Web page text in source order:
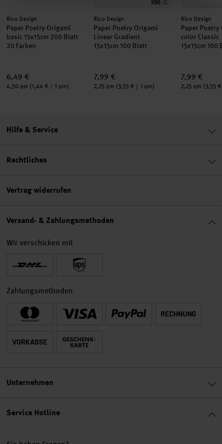
Hersteller:
Rico Design
Paper Poetry Origami
basic 15x15cm 200 Blatt
20 Farben
6,49 €
Inhalt:
4,50 qm (1,44 € / 1 qm)
Hersteller:
Rico Design
Paper Poetry Origami
Linear Gradient
15x15cm 100 Blatt
7,99 €
Inhalt:
2,25 qm (3,55 € / 1 qm)
Hersteller:
Rico Design
Paper
color Classic
15x15cm 100
7,99 €
Inhalt:
2,25 qm (3,55
Service Hotline
Hilfe & Service
Rechtliches
Vertrag widerrufen
Versand- & Zahlungsmethoden
Wir verschicken mit
Zahlungsmethoden
Unternehmen